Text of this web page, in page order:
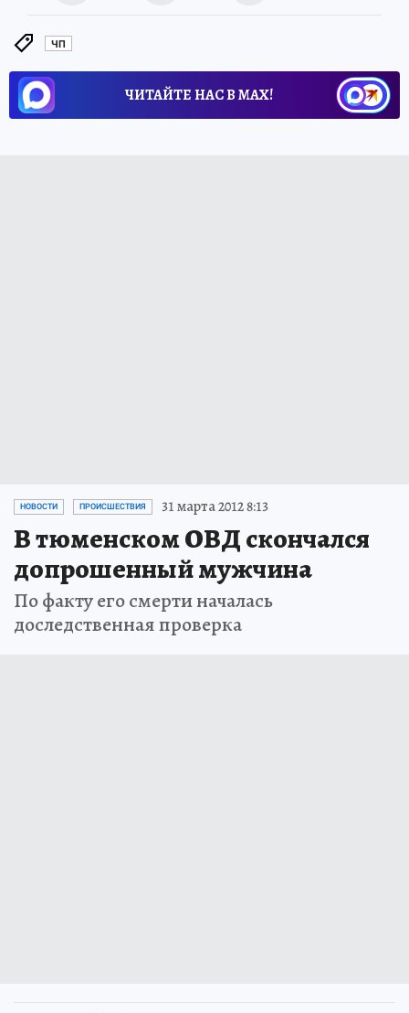
ЧП
ЧИТАЙТЕ НАС В МАХ!
НОВОСТИ ПРОИСШЕСТВИЯ 31 марта 2012 8:13
В тюменском ОВД скончался
допрошенный мужчина
По факту его смерти началась
доследственная проверка